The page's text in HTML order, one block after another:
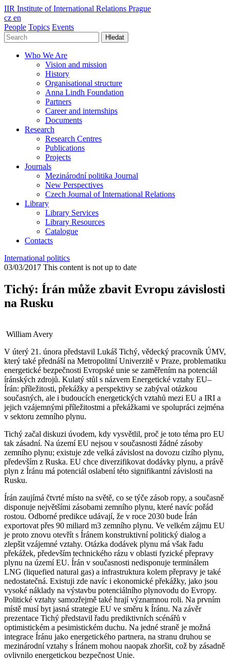
IIR Institute of International Relations Prague
cz en
People Topics Events
Hledat
Who We Are
Vision and mission
History
Organisational structure
Anna Lindh Foundation
Partners
Career and internships
Documents
Research
Research Centres
Publications
Projects
Journals
Mezinárodní politika Journal
New Perspectives
Czech Journal of International Relations
Library
Library Services
Library Resources
Catalogue
Contacts
International politics
03/03/2017 This content is not up to date
Tichý: Írán může zbavit Evropu závislosti
na Rusku
William Avery
V úterý 21. února představil Lukáš Tichý, vědecký pracovník ÚMV,
který také přednáší na Metropolitní Univerzitě v Praze, problematiku
energetické bezpečnosti Evropské unie se zaměřením na potenciál
íránských zdrojů. Kulatý stůl s názvem Energetické vztahy EU–
Írán: příležitosti, překážky a perspektivy se zabýval otázkou
současných, ale i budoucích energetických vztahů mezi EU a IRI a
jejich vzájemnými příležitostmi a překážkami ve spolupráci zejména
v sektoru zemního plynu.
Tichý začal diskuzi úvodem, kdy vysvětlil, proč je toto téma pro EU
tak zásadní. Na území EU nejsou v současnosti žádné zásoby
zemního plynu; existuje zde velká závislost na dovozu cizího plynu,
především z Ruska. EU chce diverzifikovat dodávky plynu, a právě
plyn z Íránu má potenciál oslabení této signifikantní závislosti na
Rusku.
Írán zaujímá čtvrté místo na světě, co se týče zásob ropy, a současně
disponuje největšími zásobami zemního plynu, které navíc pořád
rostou. Odborné predikce udávají, že v roce 2030 bude Írán
exportovat přes 90 miliard m3 zemního plynu. Ve velkém zájmu EU
je proto znovu otevřít s Íránem konstruktivní politický dialog a
zlepšit vzájemné vztahy. Otázka dodávek plynu má však řadu
překážek, především technického rázu v oblasti fyzické přepravy
plynu na území EU. Írán v současnosti nedisponuje terminálem
LNG (liquefied natural gas) a infrastruktura kolem přepravy je také
nedostatečná. Existuji zde navíc i ekonomické překážky, jako jsou
vysoké náklady na výstavbu potenciálního plynovodu do Evropy.
Politické vztahy samozřejmě také hrají významnou roli. Na prvním
místě musí byt jasná strategie EU ve směru k Íránu. Na závěr
prezentace Tichý představil řadu prediktivních scénářů v
optimistickém a pesimistickém duchu. Na jedné straně je možná
integrace Íránu jako energetického partnera, na stranu druhou se
mezinárodní vztahy s Íránem mohou naopak zhoršit, což by zásadně
ovlivnilo energetickou bezpečnost Unie.